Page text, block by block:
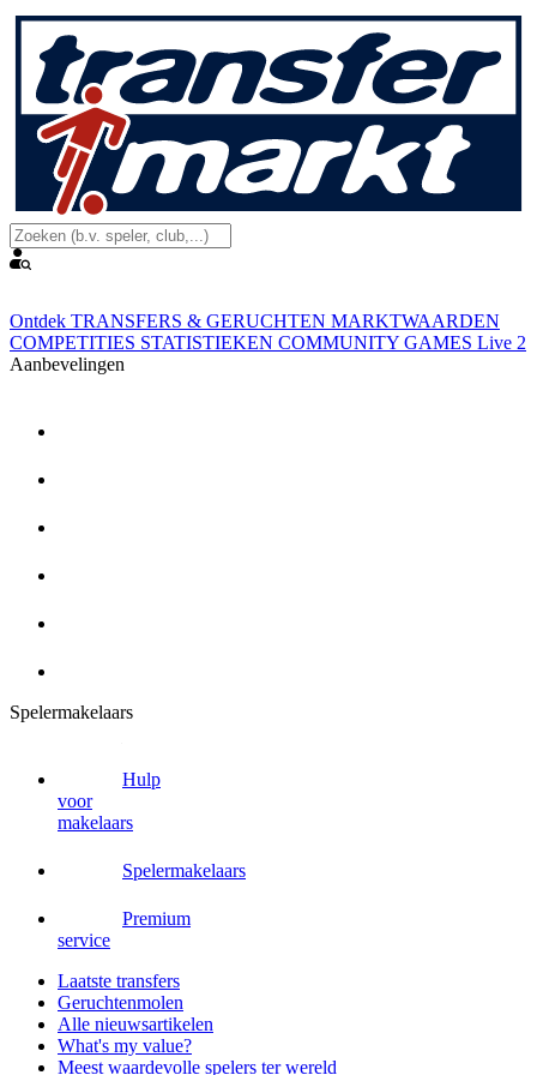
Ontdek TRANSFERS & GERUCHTEN MARKTWAARDEN
COMPETITIES STATISTIEKEN COMMUNITY GAMES Live 2
Aanbevelingen
Spelermakelaars
Laatste transfers
Alle nieuwsartikelen
What's my value?
Meest waardevolle spelers ter wereld
Meest waardevolle spelers Eredivisie
Forum Marktwaarden
Transfervrije spelers
Aflopende contracten
Wedden
Spelermakelaars